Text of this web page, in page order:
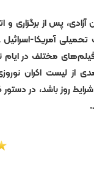
پس از برگزاری
آمریکا-اسرائیل
مختلف در ایام
از لیست اکران
روز باشد، در